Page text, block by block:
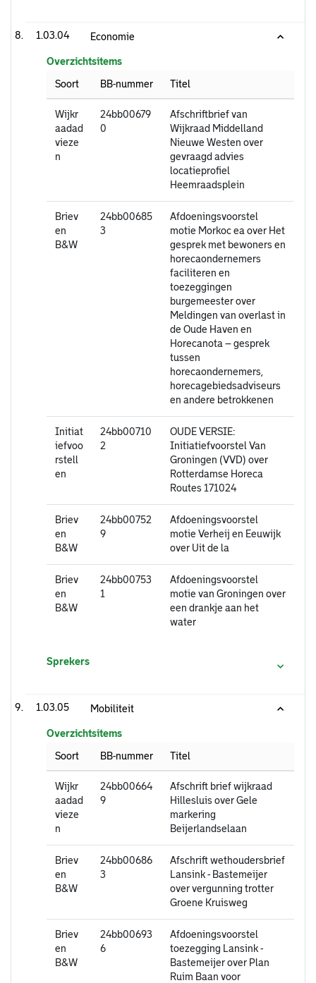
1.03.04 Economie
Overzichtsitems
Soort
BB-nummer Titel
Wijkr
aadad
vieze
n
24bb00679
0
Afschriftbrief van
Wijkraad Middelland
Nieuwe Westen over
gevraagd advies
locatieprofiel
Heemraadsplein
Briev
en
B&W
24bb00685
3
Afdoeningsvoorstel
motie Morkoc ea over Het
gesprek met bewoners en
horecaondernemers
faciliteren en
toezeggingen
burgemeester over
Meldingen van overlast in
de Oude Haven en
Horecanota – gesprek
tussen
horecaondernemers,
horecagebiedsadviseurs
en andere betrokkenen
Initiat
iefvoo
rstell
en
24bb00710
2
OUDE VERSIE:
Initiatiefvoorstel Van
Groningen (VVD) over
Rotterdamse Horeca
Routes 171024
Briev
en
B&W
24bb00752
9
Afdoeningsvoorstel
motie Verheij en Eeuwijk
over Uit de la
Briev
en
B&W
24bb00753
1
Afdoeningsvoorstel
motie van Groningen over
een drankje aan het
water
Sprekers
1.03.05 Mobiliteit
Overzichtsitems
Soort
BB-nummer Titel
Wijkr
aadad
vieze
n
24bb00664
9
Afschrift brief wijkraad
Hillesluis over Gele
markering
Beijerlandselaan
Briev
en
B&W
24bb00686
3
Afschrift wethoudersbrief
Lansink - Bastemeijer
over vergunning trotter
Groene Kruisweg
Briev
en
B&W
24bb00693
6
Afdoeningsvoorstel
toezegging Lansink -
Bastemeijer over Plan
Ruim Baan voor